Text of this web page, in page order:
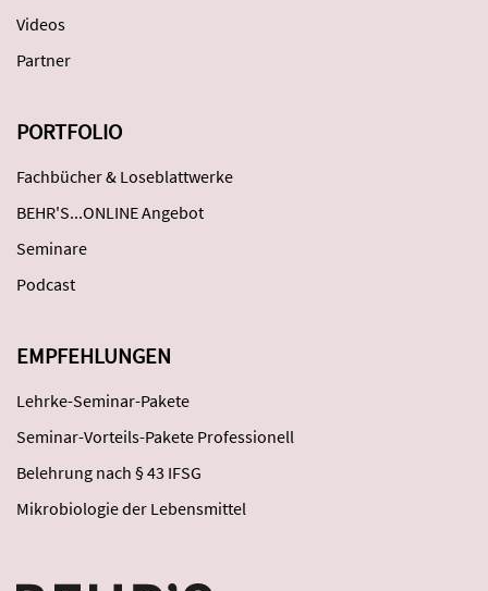
Videos
Partner
PORTFOLIO
Fachbücher & Loseblattwerke
BEHR'S...ONLINE Angebot
Seminare
Podcast
EMPFEHLUNGEN
Lehrke-Seminar-Pakete
Seminar-Vorteils-Pakete Professionell
Belehrung nach § 43 IFSG
Mikrobiologie der Lebensmittel